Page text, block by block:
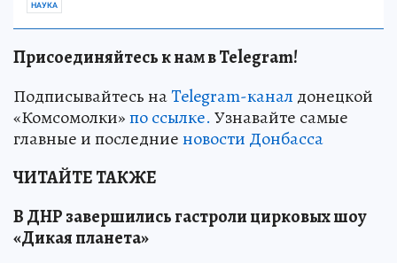
НАУКА
Присоединяйтесь к нам в Telegram!
Подписывайтесь наTelegram-канал донецкой
«Комсомолки»по ссылке. Узнавайте самые
главные и последниеновости Донбасса
ЧИТАЙТЕ ТАКЖЕ
В ДНР завершились гастроли цирковых шоу
«Дикая планета»